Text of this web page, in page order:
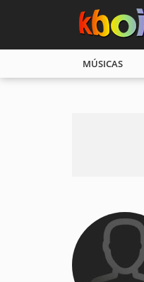
MÚSICAS